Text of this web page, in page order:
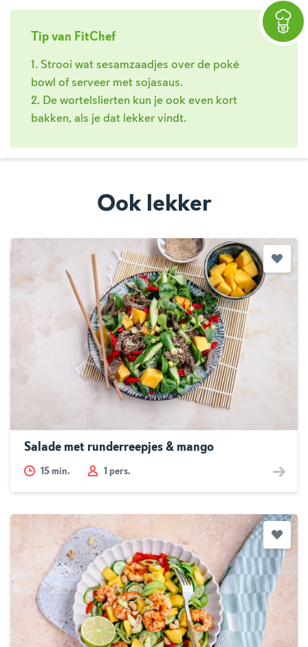
Tip van FitChef
1. Strooi wat sesamzaadjes over de poké
bowl of serveer met sojasaus.
2. De wortelslierten kun je ook even kort
bakken, als je dat lekker vindt.
Ook lekker
Salade met runderreepjes & mango
15 min. 1 pers.